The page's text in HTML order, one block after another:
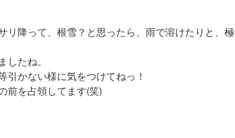
リ降って、根雪？と思ったら、雨で溶けたりと、極
したね。
引かない様に気をつけてねっ！
前を占領してます(笑)